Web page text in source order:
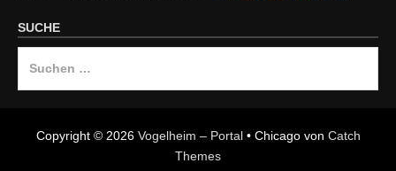
SUCHE
Copyright © 2026 Vogelheim – Portal• Chicago von Catch
Themes